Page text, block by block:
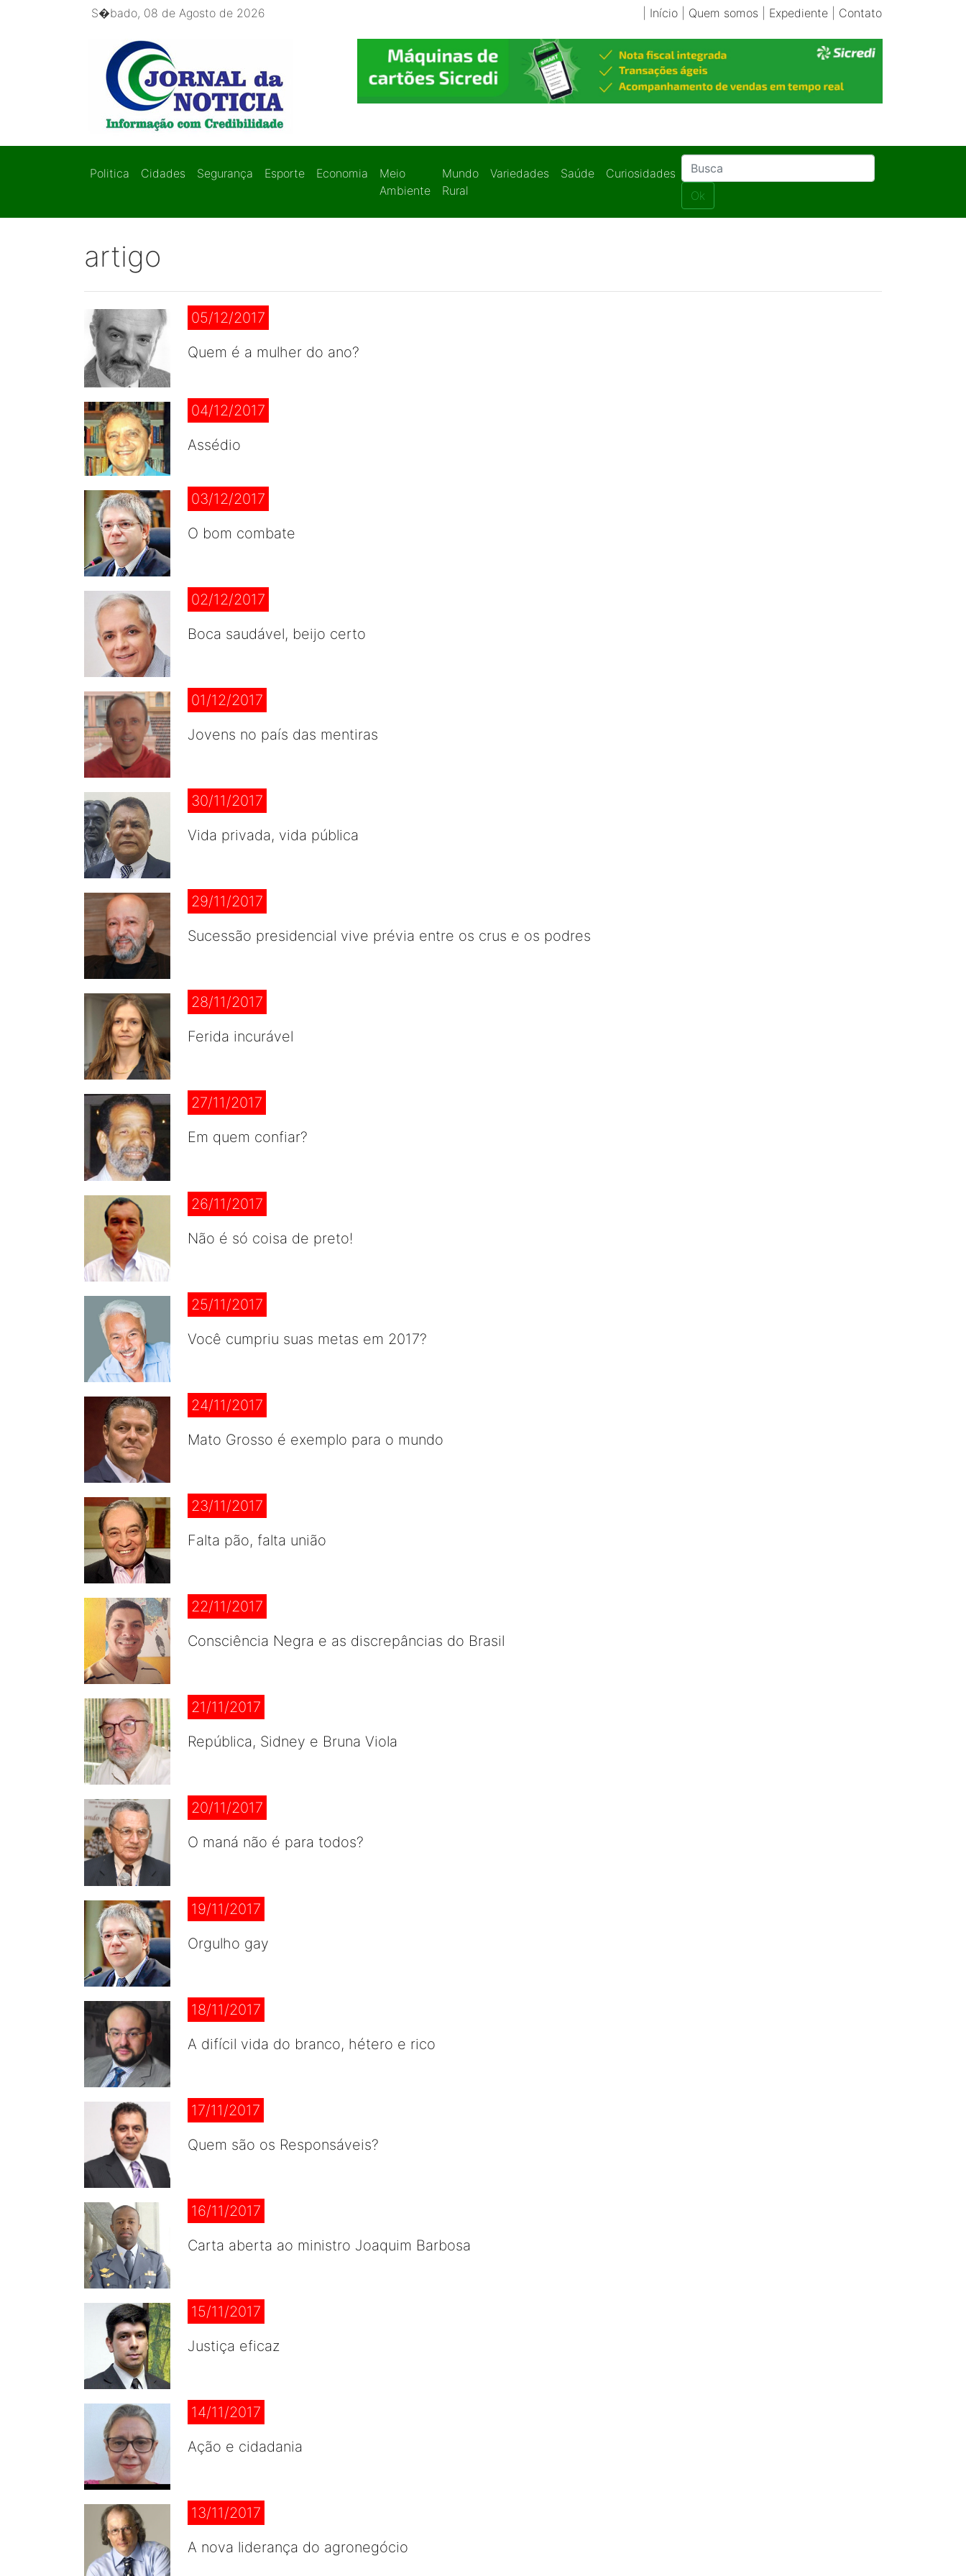
S�bado, 08 de Agosto de 2026 Início| Quem somos Expediente| Contato
Politica Cidades Segurança Esporte Economia
Meio
Ambiente
Mundo
Rural
Variedades Saúde
Curiosidades
Ok
artigo
05/12/2017
Quem é a mulher do ano?
04/12/2017
Assédio
03/12/2017
O bom combate
02/12/2017
Boca saudável, beijo certo
01/12/2017
Jovens no país das mentiras
30/11/2017
Vida privada, vida pública
29/11/2017
Sucessão presidencial vive prévia entre os crus e os podres
28/11/2017
Ferida incurável
27/11/2017
Em quem confiar?
26/11/2017
Não é só coisa de preto!
25/11/2017
Você cumpriu suas metas em 2017?
24/11/2017
Mato Grosso é exemplo para o mundo
23/11/2017
Falta pão, falta união
22/11/2017
Consciência Negra e as discrepâncias do Brasil
21/11/2017
República, Sidney e Bruna Viola
20/11/2017
O maná não é para todos?
19/11/2017
Orgulho gay
18/11/2017
A difícil vida do branco, hétero e rico
17/11/2017
Quem são os Responsáveis?
16/11/2017
Carta aberta ao ministro Joaquim Barbosa
15/11/2017
Justiça eficaz
14/11/2017
Ação e cidadania
13/11/2017
A nova liderança do agronegócio